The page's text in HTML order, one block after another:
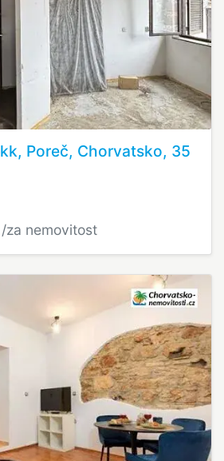
Poreč, Chorvatsko, 35
/za nemovitost